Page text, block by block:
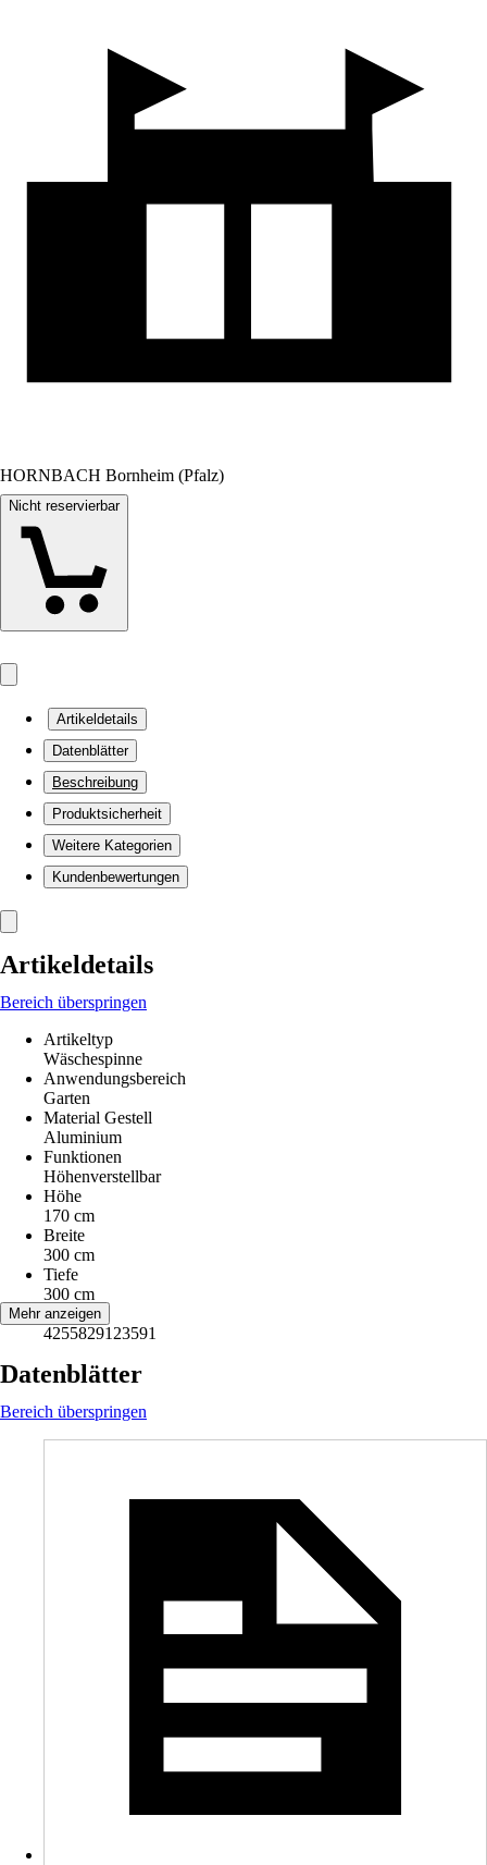
HORNBACH Bornheim (Pfalz)
Nicht reservierbar
Artikeldetails
Datenblätter
Beschreibung
Produktsicherheit
Weitere Kategorien
Kundenbewertungen
Artikeldetails
Bereich überspringen
Artikeltyp
Wäschespinne
Anwendungsbereich
Garten
Material Gestell
Aluminium
Funktionen
Höhenverstellbar
Höhe
170 cm
Breite
300 cm
Tiefe
300 cm
EAN
4255829123591
Mehr anzeigen
Datenblätter
Bereich überspringen